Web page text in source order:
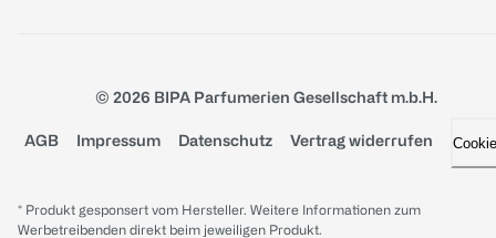
© 2026 BIPA Parfumerien Gesellschaft m.b.H.
AGB Impressum Datenschutz Vertrag widerrufen
* Produkt gesponsert vom Hersteller. Weitere Informationen zum
Werbetreibenden direkt beim jeweiligen Produkt.